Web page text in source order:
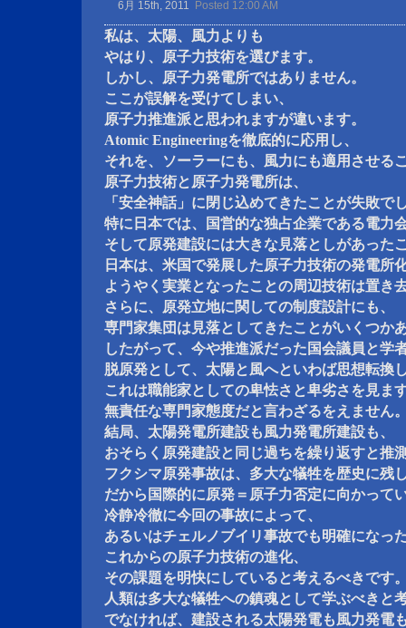
6月 15th, 2011 Posted 12:00 AM
私は、太陽、風力よりも
やはり、原子力技術を選びます。
しかし、原子力発電所ではありません。
ここが誤解を受けてしまい、
原子力推進派と思われますが違います。
Atomic Engineeringを徹底的に応用し、
それを、ソーラーにも、風力にも適用させる
原子力技術と原子力発電所は、
「安全神話」に閉じ込めてきたことが失敗で
特に日本では、国営的な独占企業である電力
そして原発建設には大きな見落としがあった
日本は、米国で発展した原子力技術の発電所
ようやく実業となったことの周辺技術は置き
さらに、原発立地に関しての制度設計にも、
専門家集団は見落としてきたことがいくつか
したがって、今や推進派だった国会議員と学
脱原発として、太陽と風へといわば思想転換
これは職能家としての卑怯さと卑劣さを見ま
無責任な専門家態度だと言わざるをえません
結局、太陽発電所建設も風力発電所建設も、
おそらく原発建設と同じ過ちを繰り返すと推
フクシマ原発事故は、多大な犠牲を歴史に残
だから国際的に原発＝原子力否定に向かって
冷静冷徹に今回の事故によって、
あるいはチェルノブイリ事故でも明確になっ
これからの原子力技術の進化、
その課題を明快にしていると考えるべきです
人類は多大な犠牲への鎮魂として学ぶべきと
でなければ、建設される太陽発電も風力発電